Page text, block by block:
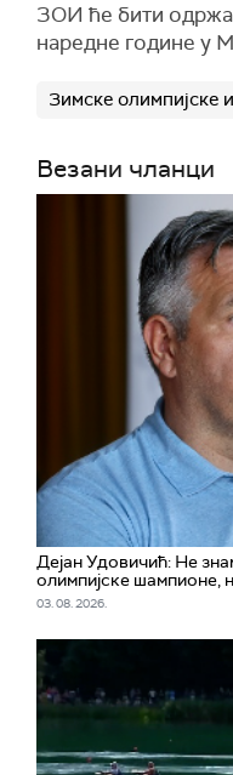
ЗОИ ће бити
наредне године у
Зимске олимпијске
Везани чланци
Дејан Удовичић: Не
олимпијске шампионе,
03. 08. 2026.